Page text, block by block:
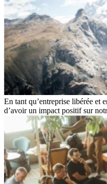
En tant qu’entreprise libérée et
d’avoir un impact positif sur